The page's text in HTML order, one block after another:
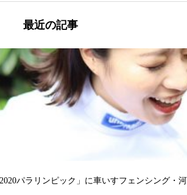
最近の記事
パラリンピック」に車いすフェンシング・